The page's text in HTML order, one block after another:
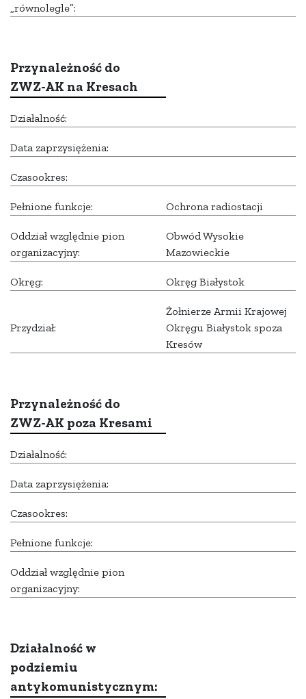
„równolegle”:
Przynależność do
ZWZ-AK na Kresach
Działalność:
Data zaprzysiężenia:
Czasookres:
Pełnione funkcje: Ochrona radiostacji
Oddział względnie pion
organizacyjny:
Obwód Wysokie
Mazowieckie
Okręg: Okręg Białystok
Przydział:
Żołnierze Armii Krajowej
Okręgu Białystok spoza
Kresów
Przynależność do
ZWZ-AK poza Kresami
Działalność:
Data zaprzysiężenia:
Czasookres:
Pełnione funkcje:
Oddział względnie pion
organizacyjny:
Działalność w
podziemiu
antykomunistycznym: